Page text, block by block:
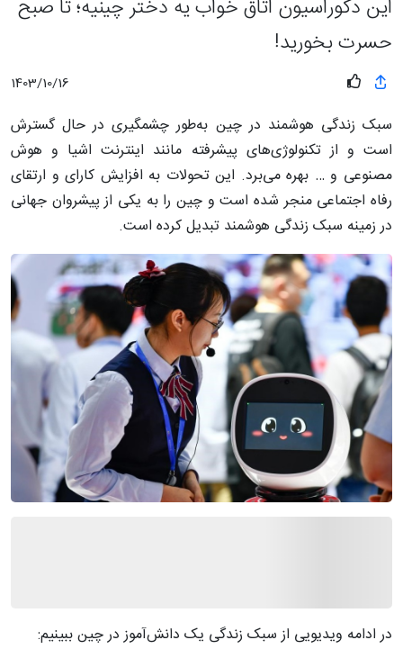
این دکوراسیون اتاق خواب یه دختر چینیه؛ تا صبح
حسرت بخورید!
1403/10/16
سبک زندگی هوشمند در چین به‌طور چشمگیری در حال گسترش
است و از تکنولوژی‌های پیشرفته مانند اینترنت اشیا و هوش
مصنوعی و … بهره می‌برد. این تحولات به افزایش کارای و ارتقای
رفاه اجتماعی منجر شده است و چین را به یکی از پیشروان جهانی
در زمینه سبک زندگی هوشمند تبدیل کرده است.
در ادامه ویدیویی از سبک زندگی یک دانش‌آموز در چین ببینیم: